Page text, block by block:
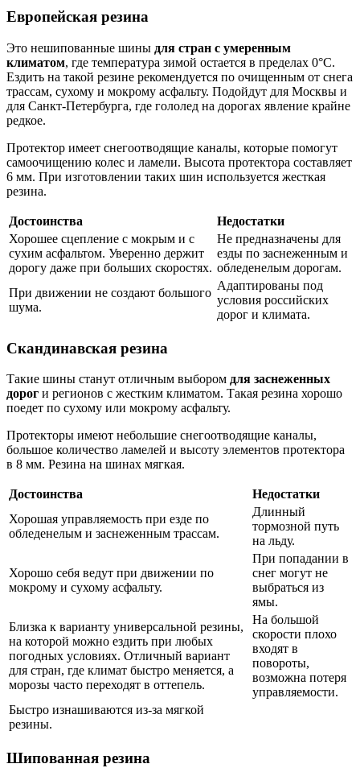
Европейская резина
Это нешипованные шины для стран с умеренным
климатом, где температура зимой остается в пределах 0°C.
Ездить на такой резине рекомендуется по очищенным от снега
трассам, сухому и мокрому асфальту. Подойдут для Москвы и
для Санкт-Петербурга, где гололед на дорогах явление крайне
редкое.
Протектор имеет снегоотводящие каналы, которые помогут
самоочищению колес и ламели. Высота протектора составляет
6 мм. При изготовлении таких шин используется жесткая
резина.
Достоинства
Недостатки
Хорошее сцепление с мокрым и с
сухим асфальтом. Уверенно держит
дорогу даже при больших скоростях.
Не предназначены для
езды по заснеженным и
обледенелым дорогам.
При движении не создают большого
шума.
Адаптированы под
условия российских
дорог и климата.
Скандинавская резина
Такие шины станут отличным выбором для заснеженных
дорог и регионов с жестким климатом. Такая резина хорошо
поедет по сухому или мокрому асфальту.
Протекторы имеют небольшие снегоотводящие каналы,
большое количество ламелей и высоту элементов протектора
в 8 мм. Резина на шинах мягкая.
Достоинства
Недостатки
Хорошая управляемость при езде по
обледенелым и заснеженным трассам.
Длинный
тормозной путь
на льду.
Хорошо себя ведут при движении по
мокрому и сухому асфальту.
При попадании в
снег могут не
выбраться из
ямы.
Близка к варианту универсальной резины,
на которой можно ездить при любых
погодных условиях. Отличный вариант
для стран, где климат быстро меняется, а
морозы часто переходят в оттепель.
На большой
скорости плохо
входят в
повороты,
возможна потеря
управляемости.
Быстро изнашиваются из-за мягкой
резины.
Шипованная резина